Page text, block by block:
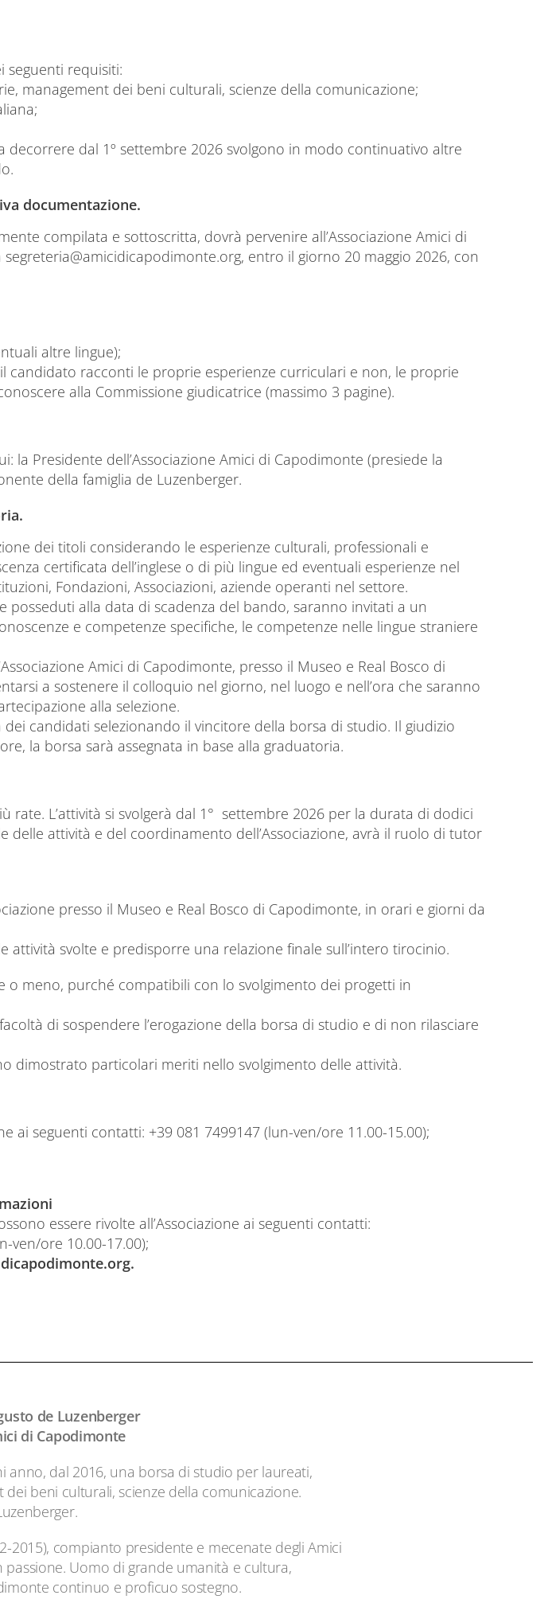
seguenti requisiti:
management dei beni culturali, scienze della comunicazione;
dal 1º settembre 2026 svolgono in modo continuativo altre
documentazione.
compilata e sottoscritta, dovrà pervenire all’Associazione Amici di
entro il giorno 20 maggio 2026, con
altre lingue);
racconti le proprie esperienze curriculari e non, le proprie
alla Commissione giudicatrice (massimo 3 pagine).
Presidente dell’Associazione Amici di Capodimonte (presiede la
della famiglia de Luzenberger.
dei titoli considerando le esperienze culturali, professionali e
certificata dell’inglese o di più lingue ed eventuali esperienze nel
Fondazioni, Associazioni, aziende operanti nel settore.
alla data di scadenza del bando, saranno invitati a un
e competenze specifiche, le competenze nelle lingue straniere
Amici di Capodimonte, presso il Museo e Real Bosco di
a sostenere il colloquio nel giorno, nel luogo e nell’ora che saranno
alla selezione.
candidati selezionando il vincitore della borsa di studio. Il giudizio
la borsa sarà assegnata in base alla graduatoria.
rate. L’attività si svolgerà dal 1° settembre 2026 per la durata di dodici
delle attività e del coordinamento dell’Associazione, avrà il ruolo di tutor
presso il Museo e Real Bosco di Capodimonte, in orari e giorni da
svolte e predisporre una relazione finale sull’intero tirocinio.
meno, purché compatibili con lo svolgimento dei progetti in
di sospendere l’erogazione della borsa di studio e di non rilasciare
dimostrato particolari meriti nello svolgimento delle attività.
ai seguenti contatti: +39 081 7499147 (lun-ven/ore 11.00-15.00);
essere rivolte all’Associazione ai seguenti contatti:
ven/ore 10.00-17.00);
de Luzenberger
di Capodimonte
anno, dal 2016, una borsa di studio per laureati,
beni culturali, scienze della comunicazione.
2015), compianto presidente e mecenate degli Amici
Uomo di grande umanità e cultura,
continuo e proficuo sostegno.